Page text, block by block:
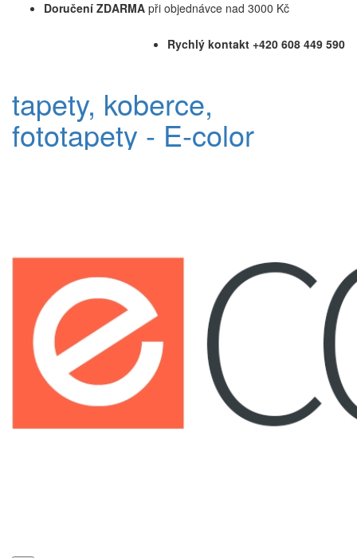
Doručení ZDARMA při objednávce nad 3000 Kč
Rychlý kontakt +420 608 449 590
tapety, koberce,
fototapety - E-color